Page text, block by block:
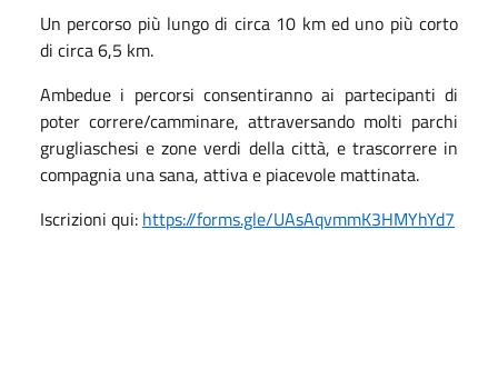
Un percorso più lungo di circa 10 km ed uno più corto
di circa 6,5 km.
Ambedue i percorsi consentiranno ai partecipanti di
poter correre/camminare, attraversando molti parchi
grugliaschesi e zone verdi della città, e trascorrere in
compagnia una sana, attiva e piacevole mattinata.
Iscrizioni qui: https://forms.gle/UAsAqvmmK3HMYhYd7